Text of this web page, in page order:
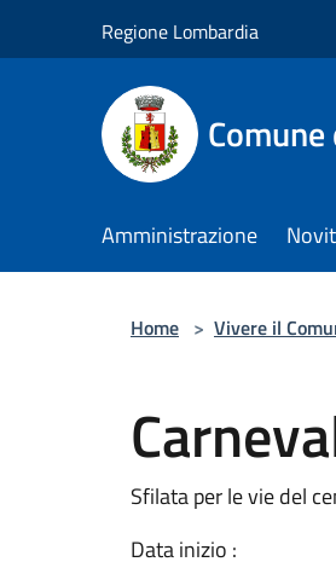
Regione Lombardia
Amministrazione
Home > Vivere il
Sfilata per le vie del
Data inizio :